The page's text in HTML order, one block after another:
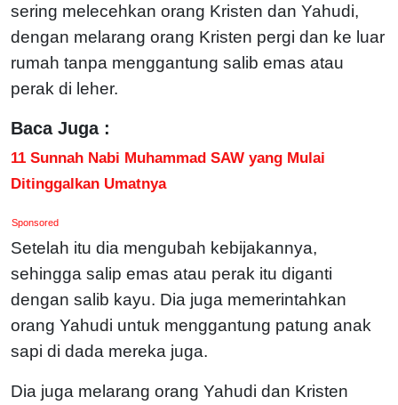
sering melecehkan orang Kristen dan Yahudi,
dengan melarang orang Kristen pergi dan ke luar
rumah tanpa menggantung salib emas atau
perak di leher.
Baca Juga :
11 Sunnah Nabi Muhammad SAW yang Mulai
Ditinggalkan Umatnya
Sponsored
Setelah itu dia mengubah kebijakannya,
sehingga salip emas atau perak itu diganti
dengan salib kayu. Dia juga memerintahkan
orang Yahudi untuk menggantung patung anak
sapi di dada mereka juga.
Dia juga melarang orang Yahudi dan Kristen